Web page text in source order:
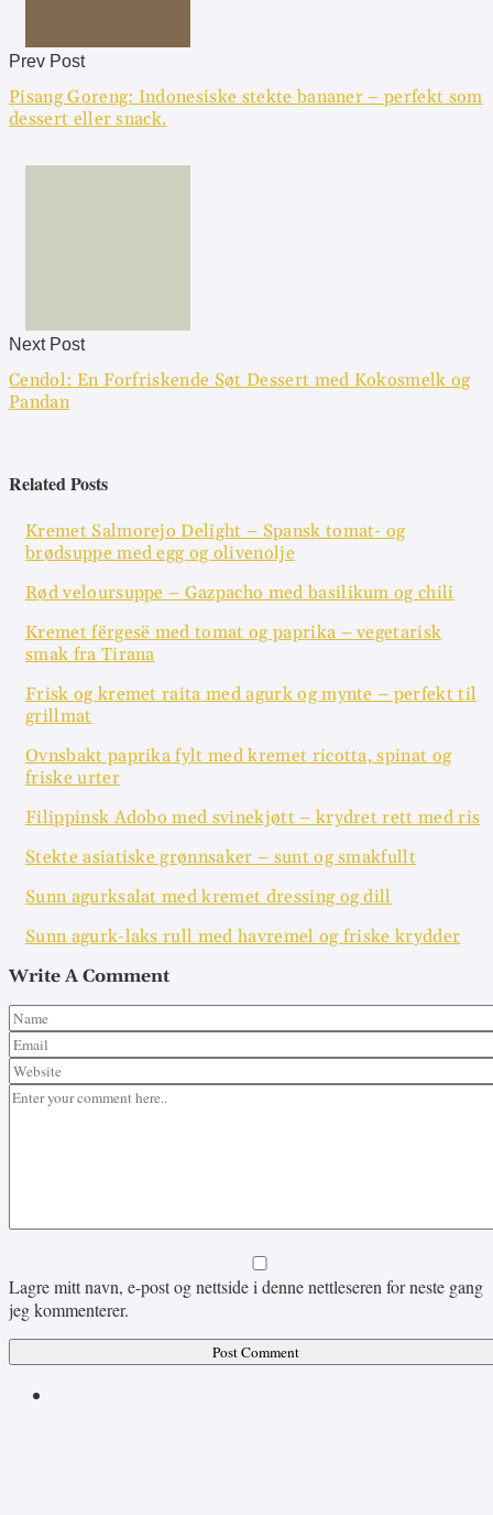
Prev Post
Pisang Goreng: Indonesiske stekte bananer – perfekt som
dessert eller snack.
Next Post
Cendol: En Forfriskende Søt Dessert med Kokosmelk og
Pandan
Related Posts
Kremet Salmorejo Delight – Spansk tomat- og
brødsuppe med egg og olivenolje
Rød veloursuppe – Gazpacho med basilikum og chili
Kremet fërgesë med tomat og paprika – vegetarisk
smak fra Tirana
Frisk og kremet raita med agurk og mynte – perfekt til
grillmat
Ovnsbakt paprika fylt med kremet ricotta, spinat og
friske urter
Filippinsk Adobo med svinekjøtt – krydret rett med ris
Stekte asiatiske grønnsaker – sunt og smakfullt
Sunn agurksalat med kremet dressing og dill
Sunn agurk-laks rull med havremel og friske krydder
Write A Comment
Lagre mitt navn, e-post og nettside i denne nettleseren for neste gang
jeg kommenterer.